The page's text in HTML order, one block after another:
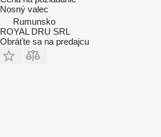
Nosný valec
Rumunsko
ROYAL DRU SRL
Obráťte sa na predajcu